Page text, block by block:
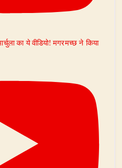
का ये वीडियो! मगरमच्छ ने किया